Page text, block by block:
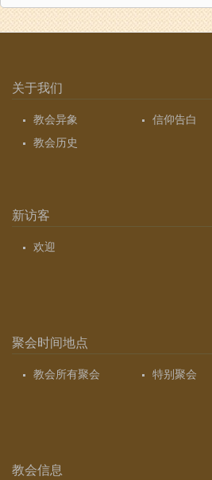
关于我们
教会异象
信仰告白
教会历史
新访客
欢迎
聚会时间地点
教会所有聚会 特别聚会
教会信息